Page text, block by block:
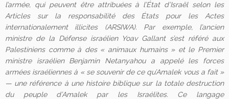
l’armée, qui peuvent être attribuées à l’État d’Israël selon les
Articles sur la responsabilité des États pour les Actes
internationalement illicites (ARSIWA). Par exemple, l’ancien
ministre de la Défense israélien Yoav Gallant s’est référé aux
Palestiniens comme à des « animaux humains » et le Premier
ministre israélien Benjamin Netanyahou a appelé les forces
armées israéliennes à « se souvenir de ce qu’Amalek vous a fait »
— une référence à une histoire biblique sur la totale destruction
du peuple d’Amalek par les Israélites. Ce langage